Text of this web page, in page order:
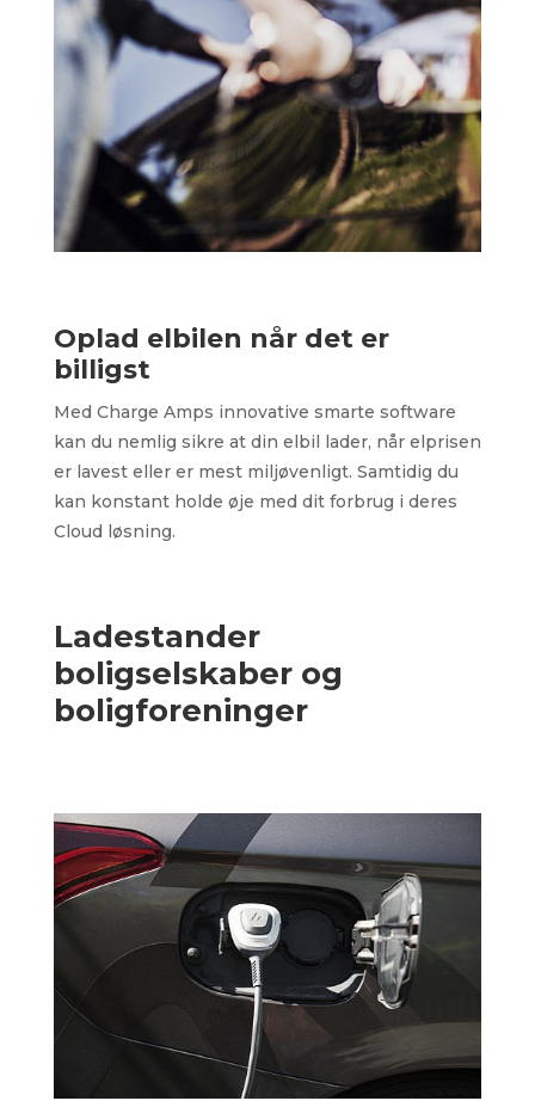
Oplad elbilen når det er
billigst
Med Charge Amps innovative smarte software
kan du nemlig sikre at din elbil lader, når elprisen
er lavest eller er mest miljøvenligt. Samtidig du
kan konstant holde øje med dit forbrug i deres
Cloud løsning.
Ladestander
boligselskaber og
boligforeninger